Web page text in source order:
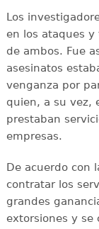
Los
en los ataques
de ambos. Fue
asesinatos
venganza por
quien, a su vez,
prestaban
empresas.
De acuerdo con
contratar los
grandes
extorsiones y se